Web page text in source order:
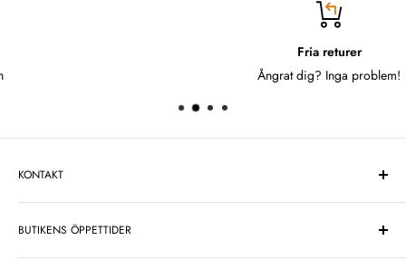
Ångrat dig? Inga problem!
KONTAKT
One Design Center Sweden AB
Telefonnummer:
BUTIKENS ÖPPETTIDER
Midsommarafton: Stängt